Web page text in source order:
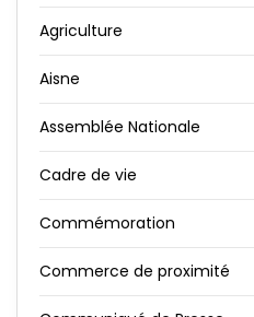
Agriculture
Aisne
Assemblée Nationale
Cadre de vie
Commémoration
Commerce de proximité